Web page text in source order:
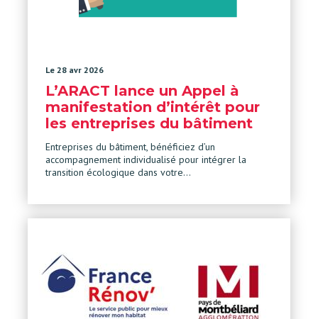
Le 28 avr 2026
L’ARACT lance un Appel à
manifestation d’intérêt pour
les entreprises du bâtiment
Entreprises du bâtiment, bénéficiez d’un
accompagnement individualisé pour intégrer la
transition écologique dans votre…